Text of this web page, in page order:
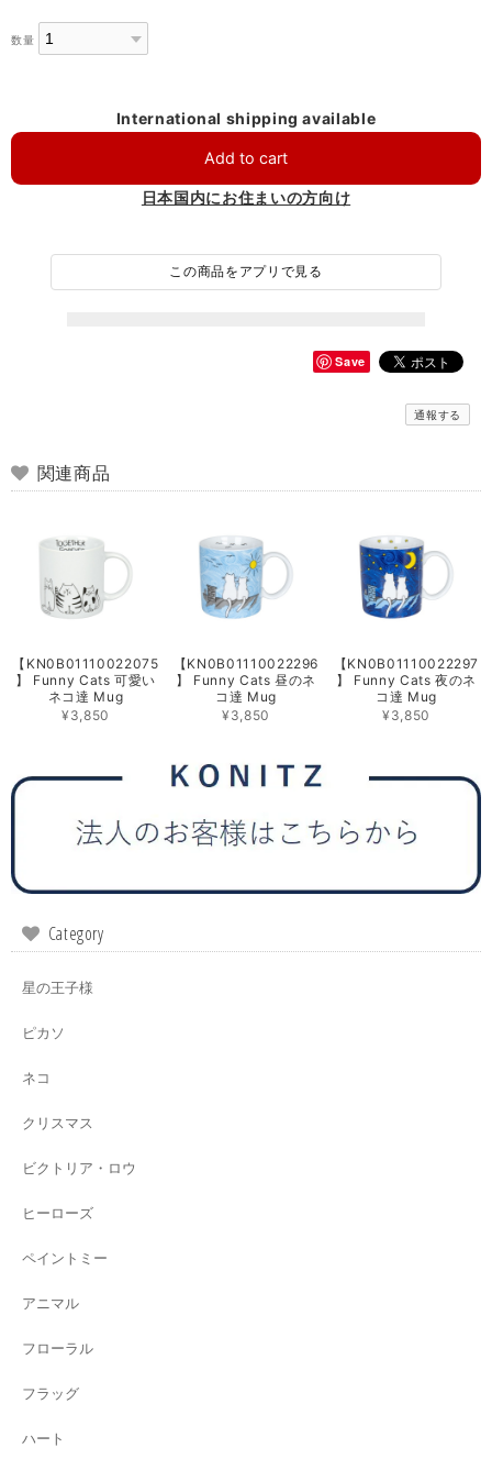
数量
International shipping available
Add to cart
日本国内にお住まいの方向け
この商品をアプリで見る
Save
通報する
関連商品
【KN0B01110022075
】 Funny Cats 可愛い
ネコ達 Mug
¥3,850
【KN0B01110022296
】 Funny Cats 昼のネ
コ達 Mug
¥3,850
【KN0B01110022297
】 Funny Cats 夜のネ
コ達 Mug
¥3,850
Category
星の王子様
ピカソ
ネコ
クリスマス
ビクトリア・ロウ
ヒーローズ
ペイントミー
アニマル
フローラル
フラッグ
ハート